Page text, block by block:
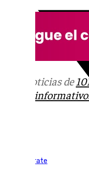
Más noticias de
El Escaparate